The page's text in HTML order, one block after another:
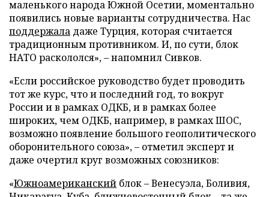
маленького народа Южной Осетии, моментально
появились новые варианты сотрудничества. Нас
поддержала даже Турция, которая считается
традиционным противником. И, по сути, блок
НАТО раскололся», – напомнил Сивков.
«Если российское руководство будет проводить
тот же курс, что и последний год, то вокруг
России и в рамках ОДКБ, и в рамках более
широких, чем ОДКБ, например, в рамках ШОС,
возможно появление большого геополитического
оборонительного союза», – отметил эксперт и
даже очертил круг возможных союзников:
«Южноамериканский блок – Венесуэла, Боливия,